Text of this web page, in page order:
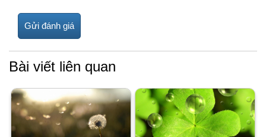
Bài viết liên quan